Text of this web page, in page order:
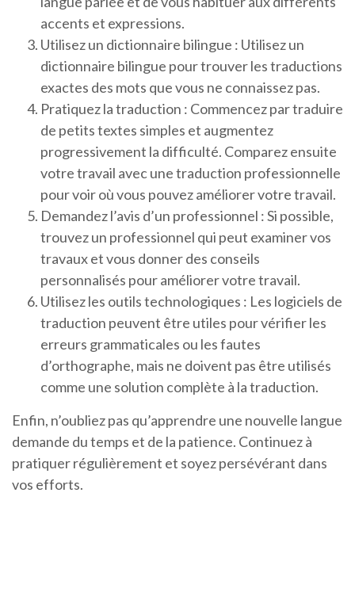
accents et expressions.
Utilisez un dictionnaire bilingue : Utilisez un
dictionnaire bilingue pour trouver les traductions
exactes des mots que vous ne connaissez pas.
Pratiquez la traduction : Commencez par traduire
de petits textes simples et augmentez
progressivement la difficulté. Comparez ensuite
votre travail avec une traduction professionnelle
pour voir où vous pouvez améliorer votre travail.
Demandez l’avis d’un professionnel : Si possible,
trouvez un professionnel qui peut examiner vos
travaux et vous donner des conseils
personnalisés pour améliorer votre travail.
Utilisez les outils technologiques : Les logiciels de
traduction peuvent être utiles pour vérifier les
erreurs grammaticales ou les fautes
d’orthographe, mais ne doivent pas être utilisés
comme une solution complète à la traduction.
Enfin, n’oubliez pas qu’apprendre une nouvelle langue
demande du temps et de la patience. Continuez à
pratiquer régulièrement et soyez persévérant dans
vos efforts.